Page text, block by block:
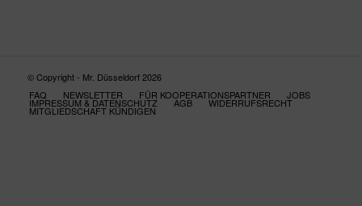
© Copyright - Mr. Düsseldorf 2026
FAQ
NEWSLETTER FÜR KOOPERATIONSPARTNER JOBS
IMPRESSUM & DATENSCHUTZ AGB WIDERRUFSRECHT
MITGLIEDSCHAFT KÜNDIGEN